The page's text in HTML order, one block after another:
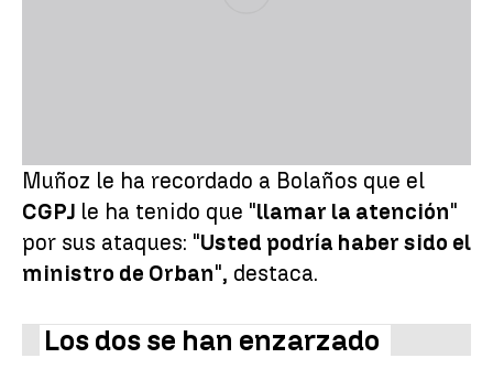
Muñoz le ha recordado a Bolaños que el
CGPJ le ha tenido que "llamar la atención"
por sus ataques: "Usted podría haber sido el
ministro de Orban", destaca.
Los dos se han enzarzado